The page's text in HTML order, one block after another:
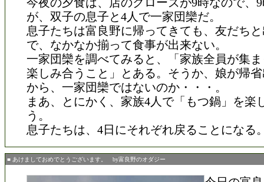
が、双子の息子と4人で一家団欒だ。
息子たちは富良野に帰ってきても、友だち
で、なかなか揃って食事が出来ない。
一家団欒を調べてみると、「家族全員が集
楽しみ合うこと」とある。そうか、娘が帰
から、一家団欒ではないのか・・・。
まあ、とにかく、家族4人で「もつ鍋」を楽
う。
息子たちは、4日にそれぞれ戻ることになる
■ あけましておめでとうございます。 by富良野のオダジー